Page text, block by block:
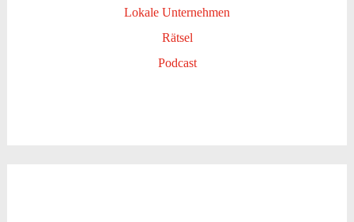
Lokale Unternehmen
Rätsel
Podcast